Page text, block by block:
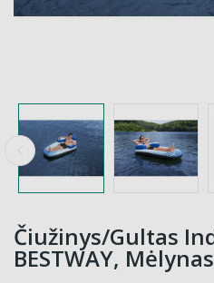
Čiužinys/Gultas
BESTWAY, Mėlynas